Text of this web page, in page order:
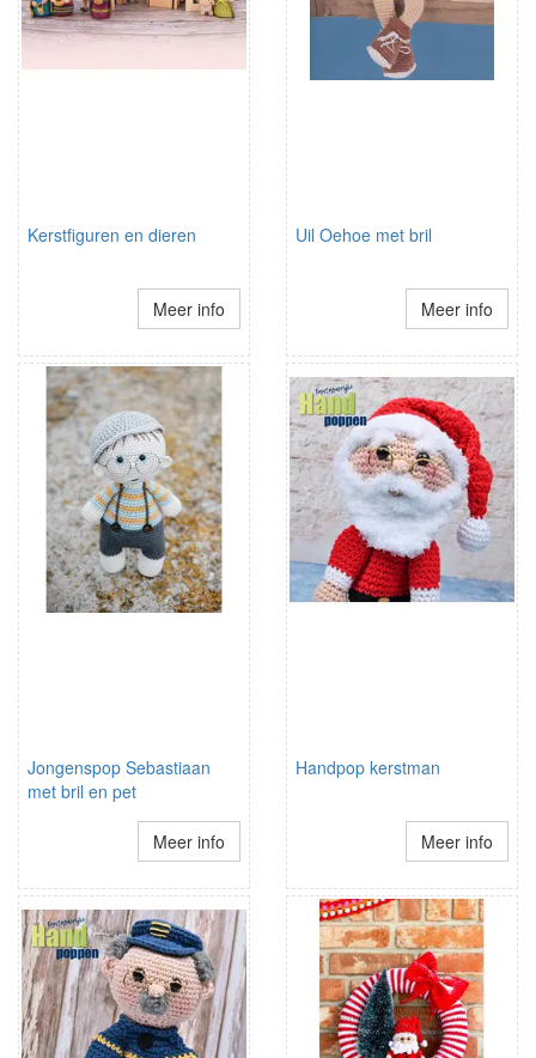
Kerstfiguren en dieren
Meer info
Uil Oehoe met bril
Meer info
Jongenspop Sebastiaan
met bril en pet
Meer info
Handpop kerstman
Meer info